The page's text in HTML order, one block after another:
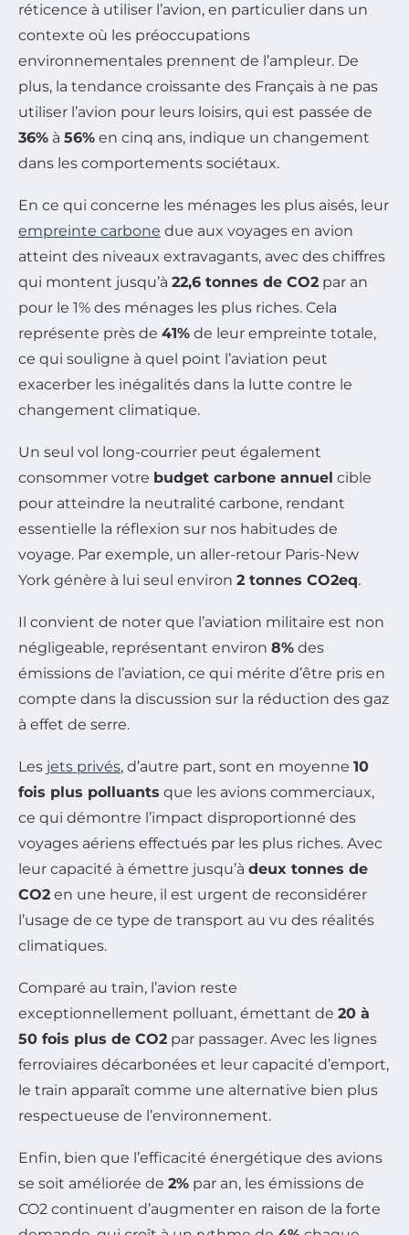
réticence à utiliser l’avion, en particulier dans un
contexte où les préoccupations
environnementales prennent de l’ampleur. De
plus, la tendance croissante des Français à ne pas
utiliser l’avion pour leurs loisirs, qui est passée de
36% à 56% en cinq ans, indique un changement
dans les comportements sociétaux.
En ce qui concerne les ménages les plus aisés, leur
empreinte carbone due aux voyages en avion
atteint des niveaux extravagants, avec des chiffres
qui montent jusqu’à 22,6 tonnes de CO2 par an
pour le 1% des ménages les plus riches. Cela
représente près de 41% de leur empreinte totale,
ce qui souligne à quel point l’aviation peut
exacerber les inégalités dans la lutte contre le
changement climatique.
Un seul vol long-courrier peut également
consommer votre budget carbone annuel cible
pour atteindre la neutralité carbone, rendant
essentielle la réflexion sur nos habitudes de
voyage. Par exemple, un aller-retour Paris-New
York génère à lui seul environ 2 tonnes CO2eq.
Il convient de noter que l’aviation militaire est non
négligeable, représentant environ 8% des
émissions de l’aviation, ce qui mérite d’être pris en
compte dans la discussion sur la réduction des gaz
à effet de serre.
Les jets privés, d’autre part, sont en moyenne 10
fois plus polluants que les avions commerciaux,
ce qui démontre l’impact disproportionné des
voyages aériens effectués par les plus riches. Avec
leur capacité à émettre jusqu’à deux tonnes de
CO2 en une heure, il est urgent de reconsidérer
l’usage de ce type de transport au vu des réalités
climatiques.
Comparé au train, l’avion reste
exceptionnellement polluant, émettant de 20 à
50 fois plus de CO2 par passager. Avec les lignes
ferroviaires décarbonées et leur capacité d’emport,
le train apparaît comme une alternative bien plus
respectueuse de l’environnement.
Enfin, bien que l’efficacité énergétique des avions
se soit améliorée de 2% par an, les émissions de
CO2 continuent d’augmenter en raison de la forte